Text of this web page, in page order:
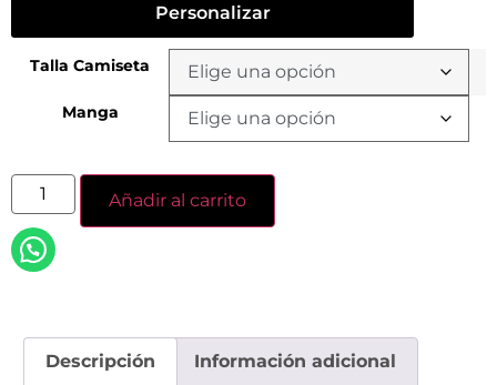
Personalizar
Talla Camiseta
Manga
Añadir al carrito
Descripción Información adicional